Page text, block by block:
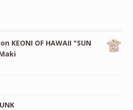
KEONI OF HAWAII "SUN